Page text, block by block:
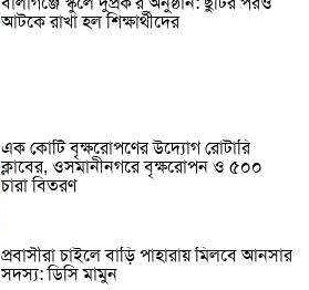
আটকে রাখা হল শিক্ষার্থীদের
এক কোটি বৃক্ষরোপণের উদ্যোগ রোটারি
ক্লাবের, ওসমানীনগরে বৃক্ষরোপন ও ৫০০
চারা বিতরণ
প্রবাসীরা চাইলে বাড়ি পাহারায় মিলবে আনসার
সদস্য: ডিসি মামুন